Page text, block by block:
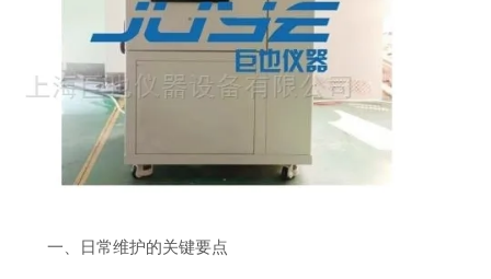
一、日常维护的关键要点